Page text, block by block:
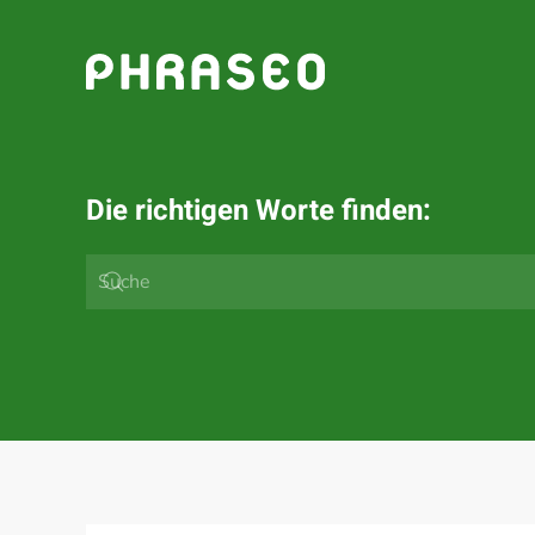
Zum Hauptinhalt springen
Die richtigen Worte finden: